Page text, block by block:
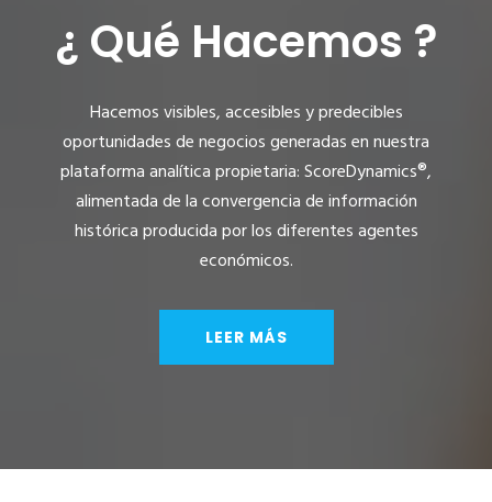
¿ Qué Hacemos ?
Hacemos visibles, accesibles y predecibles
oportunidades de negocios generadas en nuestra
plataforma analítica propietaria: ScoreDynamics®,
alimentada de la convergencia de información
histórica producida por los diferentes agentes
económicos.
LEER MÁS